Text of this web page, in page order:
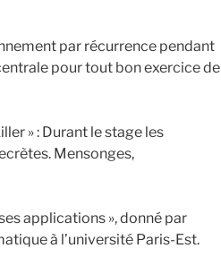
par récurrence pendant
pour tout bon exercice de
» : Durant le stage les
Mensonges,
applications », donné par
à l’université Paris-Est.